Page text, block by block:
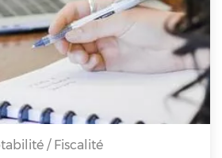
/ Fiscalité